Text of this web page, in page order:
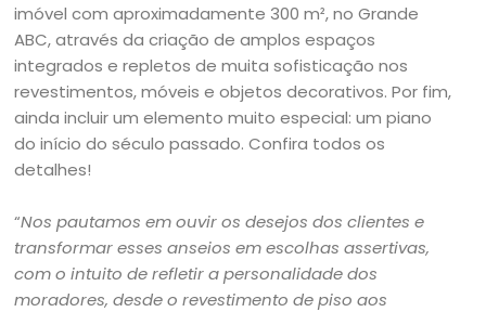
imóvel com aproximadamente 300 m², no Grande
ABC, através da criação de amplos espaços
integrados e repletos de muita sofisticação nos
revestimentos, móveis e objetos decorativos. Por fim,
ainda incluir um elemento muito especial: um piano
do início do século passado. Confira todos os
detalhes!
“Nos pautamos em ouvir os desejos dos clientes e
transformar esses anseios em escolhas assertivas,
com o intuito de refletir a personalidade dos
moradores, desde o revestimento de piso aos